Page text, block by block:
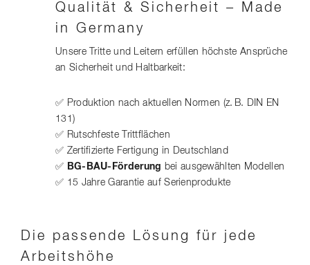
Qualität & Sicherheit – Made
in Germany
Unsere Tritte und Leitern erfüllen höchste Ansprüche
an Sicherheit und Haltbarkeit:
✅ Produktion nach aktuellen Normen (z. B. DIN EN
131)
✅ Rutschfeste Trittflächen
✅ Zertifizierte Fertigung in Deutschland
✅ BG-BAU-Förderung bei ausgewählten Modellen
✅ 15 Jahre Garantie auf Serienprodukte
Die passende Lösung für jede
Arbeitshöhe